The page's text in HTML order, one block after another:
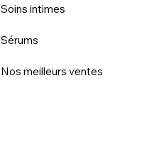
Soins intimes
Sérums
Nos meilleurs ventes